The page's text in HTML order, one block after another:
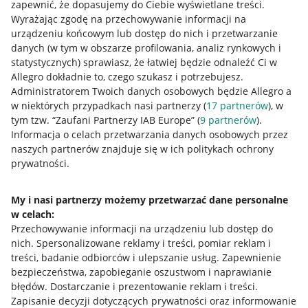
zapewnić, że dopasujemy do Ciebie wyświetlane treści.
Wyrażając zgodę na przechowywanie informacji na
urządzeniu końcowym lub dostęp do nich i przetwarzanie
danych (w tym w obszarze profilowania, analiz rynkowych i
statystycznych) sprawiasz, że łatwiej będzie odnaleźć Ci w
Allegro dokładnie to, czego szukasz i potrzebujesz.
Administratorem Twoich danych osobowych będzie Allegro a
w niektórych przypadkach nasi partnerzy (17 partnerów), w
tym tzw. “Zaufani Partnerzy IAB Europe” (9 partnerów).
Informacja o celach przetwarzania danych osobowych przez
naszych partnerów znajduje się w ich politykach ochrony
prywatności.
My i nasi partnerzy możemy przetwarzać dane personalne
w celach:
Przechowywanie informacji na urządzeniu lub dostęp do
nich. Spersonalizowane reklamy i treści, pomiar reklam i
treści, badanie odbiorców i ulepszanie usług. Zapewnienie
bezpieczeństwa, zapobieganie oszustwom i naprawianie
błędów. Dostarczanie i prezentowanie reklam i treści.
Zapisanie decyzji dotyczących prywatności oraz informowanie
Przydatne informacje
Jak to działa
Allegro Gadane dla sprzedających
Allegro Gadane dla kupujących
Mapa miejscowości
Informacje prawne